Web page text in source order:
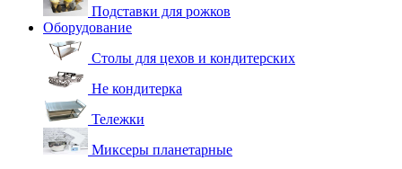
Подставки для рожков
Оборудование
Столы для цехов и кондитерских
Не кондитерка
Тележки
Миксеры планетарные